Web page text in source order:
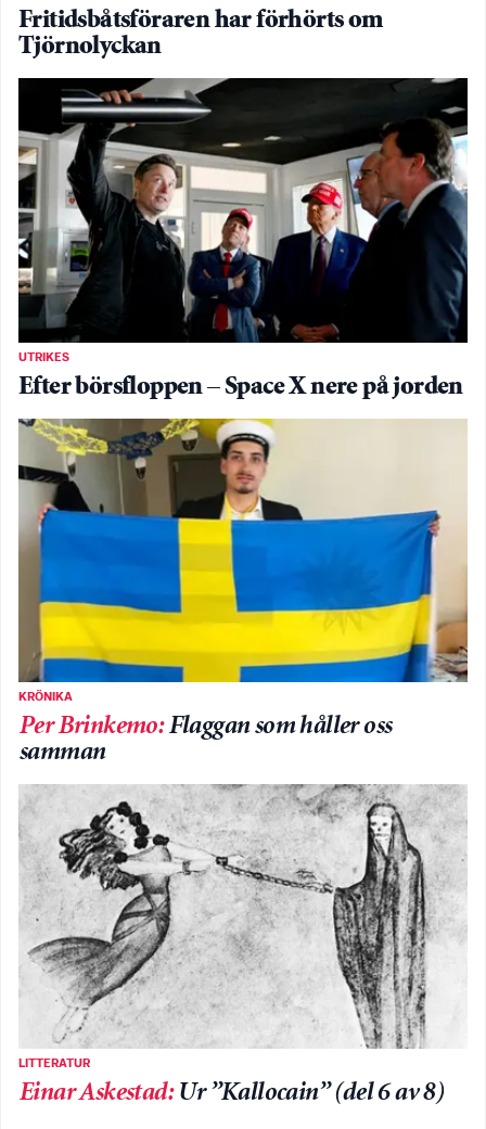
Fritidsbåtsföraren har förhörts om
Tjörnolyckan
UTRIKES
Efter börsfloppen – Space X nere på jorden
KRÖNIKA
Per Brinkemo:Flaggan som håller oss
samman
LITTERATUR
Einar Askestad: Ur ”Kallocain” (del 6 av 8)